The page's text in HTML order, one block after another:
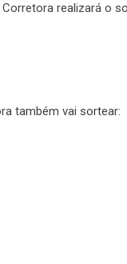
realizará o
também vai sortear: